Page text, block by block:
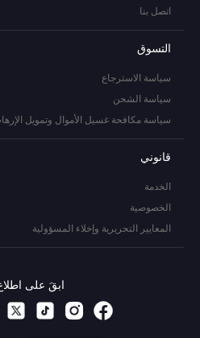
اتصل بنا
التسوق
سياسة الاسترجاع
سياسة الشحن
سياسة مكافحة غسيل الأموال وتمويل
قانوني
الخدمة
الخصوصية
المعايير التحريرية وإخلاء المسؤولية
ابقَ على